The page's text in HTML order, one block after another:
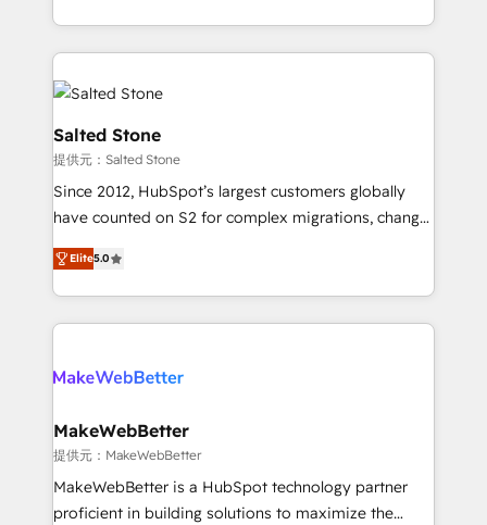
and 370+ specialists across EMEA, APAC and NAM,
we de-risk complex CRM programmes and
accelerate ROI across every HubSpot Hub. 🧭 From
multi-region migrations to AI-powered automation,
we turn complexity into clarity, human at global
scale. 🏆 HubSpot’s CEO called us “the partner of the
future.” Others agree it is proof of trust built through
measurable impact.
Salted Stone
提供元：Salted Stone
Since 2012, HubSpot’s largest customers globally
have counted on S2 for complex migrations, change
management, systems integration, and creative
solutions that deliver measurable impact and
transform brand experiences As one of the few full-
service creative agencies in the HubSpot
winning design to build scalable, globally
marketing campaigns, & RevOps frameworks that
fuel long-term success We connect the entire
customer lifecycle through seamless integrations,
ensure long-term adoption with change-
Elite5.0
MakeWebBetter
提供元：MakeWebBetter
MakeWebBetter is a HubSpot technology partner
proficient in building solutions to maximize the